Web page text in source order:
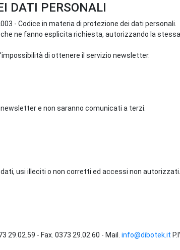
DATI PERSONALI
- Codice in materia di protezione dei dati personali.
ne fanno esplicita richiesta, autorizzando la
di ottenere il servizio newsletter.
e non saranno comunicati a terzi.
usi illeciti o non corretti ed accessi non autorizzati.
29.02.59 - Fax. 0373 29.02.60 - Mail. info@dibotek.it